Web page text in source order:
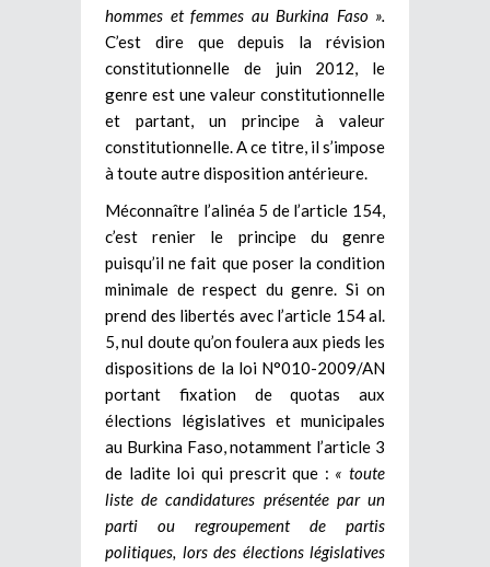
hommes et femmes au Burkina Faso ».
C’est dire que depuis la révision
constitutionnelle de juin 2012, le
genre est une valeur constitutionnelle
et partant, un principe à valeur
constitutionnelle. A ce titre, il s’impose
à toute autre disposition antérieure.
Méconnaître l’alinéa 5 de l’article 154,
c’est renier le principe du genre
puisqu’il ne fait que poser la condition
minimale de respect du genre. Si on
prend des libertés avec l’article 154 al.
5, nul doute qu’on foulera aux pieds les
dispositions de la loi N°010-2009/AN
portant fixation de quotas aux
élections législatives et municipales
au Burkina Faso, notamment l’article 3
de ladite loi qui prescrit que : « toute
liste de candidatures présentée par un
parti ou regroupement de partis
politiques, lors des élections législatives